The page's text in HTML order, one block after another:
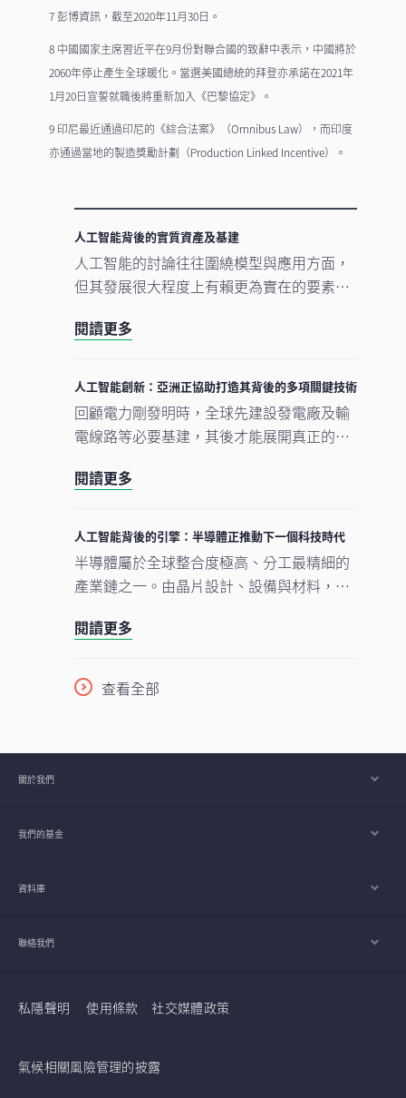
7 彭博資訊，截至2020年11月30日。
8 中國國家主席習近平在9月份對聯合國的致辭中表示，中國將於
2060年停止產生全球暖化。當選美國總統的拜登亦承諾在2021年
1月20日宣誓就職後將重新加入《巴黎協定》。
9 印尼最近通過印尼的《綜合法案》（Omnibus Law），而印度
亦通過當地的製造獎勵計劃（Production Linked Incentive）。
人工智能背後的實質資產及基建
人工智能的討論往往圍繞模型與應用方面，
但其發展很大程度上有賴更為實在的要素。
撐人工智能發展的實體基礎。隨著結構性因
工智能建設的支柱。
閱讀更多
人工智能創新：亞洲正協助打造其背後的多項關鍵技術
回顧電力剛發明時，全球先建設發電廠及輸
電線路等必要基建，其後才能展開真正的轉
企業對晶片、數據中心及電網的大規模投
奠下基礎。在我們看來，市場討論焦點正愈
來愈由「人工智能採用能否延續」轉向「支
撐人工智能發展的關鍵基建如何落地與擴
建」。在這個發展進程中，亞洲看來正扮演
重要角色。
閱讀更多
人工智能背後的引擎：半導體正推動下一個科技時代
半導體屬於全球整合度極高、分工最精細的
產業鏈之一。由晶片設計、設備與材料，到
產流程，已橫跨多個大洲、涉及多個國家，
着半導體愈來愈成為一場不少人尚未準備就
緒的人工智能（AI）競賽之基石，理解此行
閱讀更多
查看全部
關於我們
我們的基金
資料庫
聯絡我們
私隱聲明 使用條款 社交媒體政策
氣候相關風險管理的披露